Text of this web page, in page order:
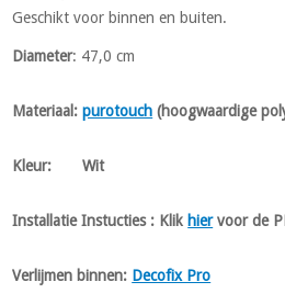
Geschikt voor binnen en buiten.
Diameter: 47,0 cm
Materiaal:purotouch (hoogwaardige
Kleur: Wit
Installatie Instucties : Klik hiervoor de
Verlijmen binnen: Decofix Pro